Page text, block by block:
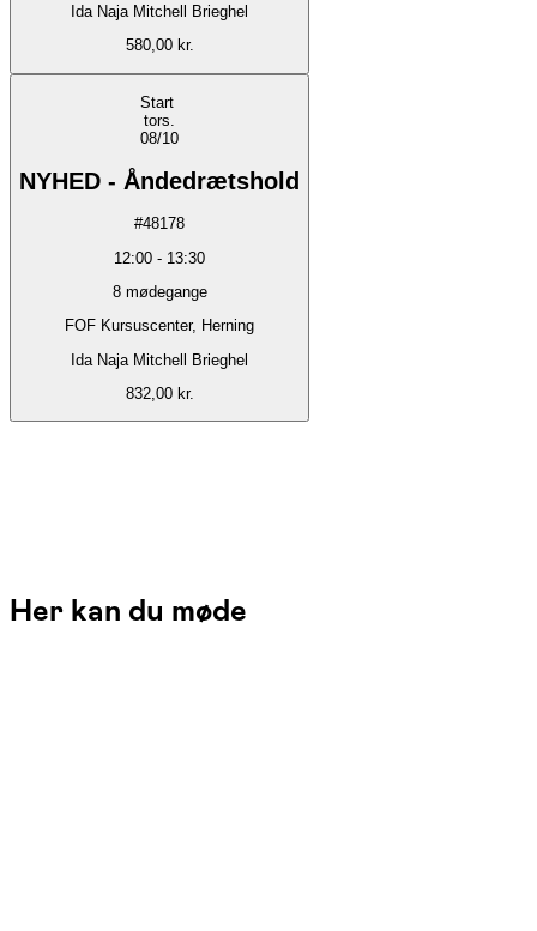
Ida Naja Mitchell Brieghel
580,00 kr.
Start
tors.
08/10
NYHED - Åndedrætshold
#48178
12:00 - 13:30
8 mødegange
FOF Kursuscenter, Herning
Ida Naja Mitchell Brieghel
832,00 kr.
Her kan du møde